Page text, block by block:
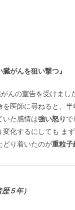
がんを狙い撃つ』
んの宣告を受けま
医師に尋ねると、
いた感情は強い怒り で
化するにしても ま
どり着いたのが重粒子
５年）